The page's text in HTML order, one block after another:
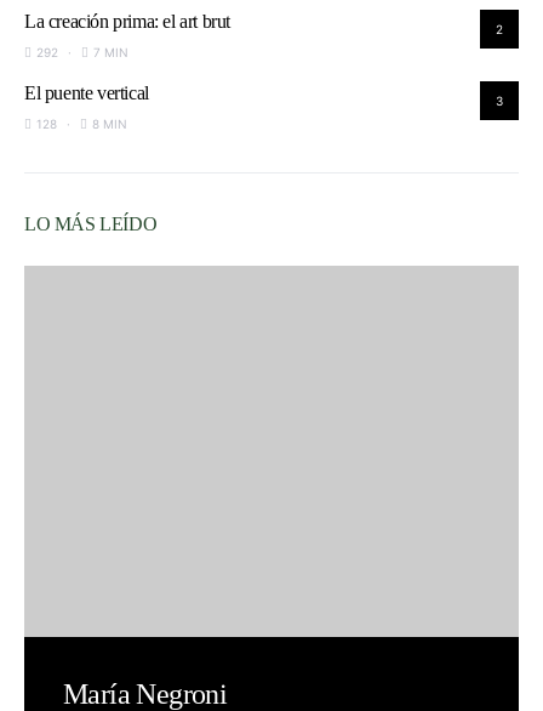
2
La creación prima: el art brut
292 7 MIN
3
El puente vertical
128 8 MIN
LO MÁS LEÍDO
María Negroni